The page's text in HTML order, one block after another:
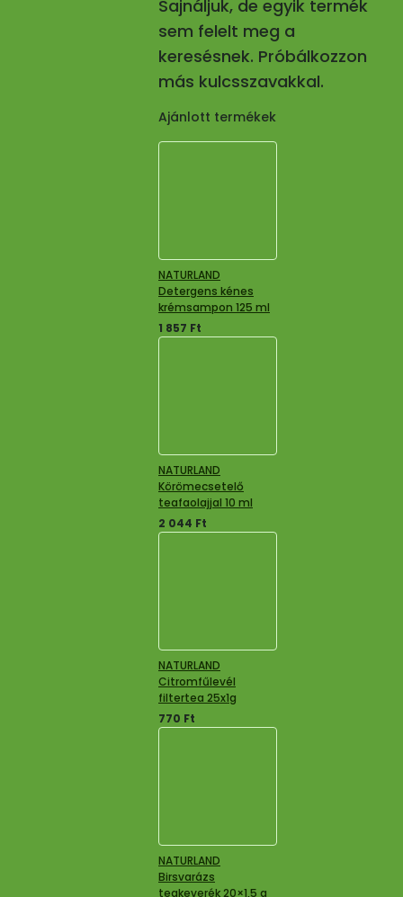
Sajnáljuk, de egyik termék
sem felelt meg a
keresésnek. Próbálkozzon
más kulcsszavakkal.
Ajánlott termékek
NATURLAND
Detergens kénes
krémsampon 125 ml
1 857 Ft
NATURLAND
Körömecsetelő
teafaolajjal 10 ml
2 044 Ft
NATURLAND
Citromfűlevél
filtertea 25x1g
770 Ft
NATURLAND
Birsvarázs
teakeverék 20×1,5 g